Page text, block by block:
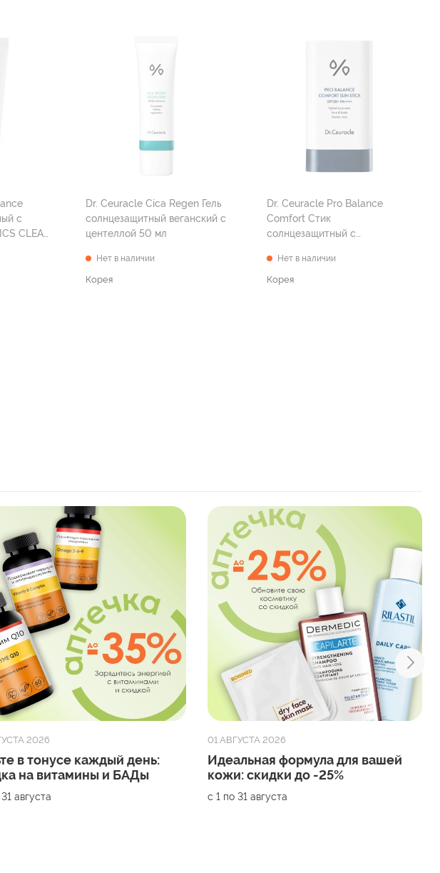
с
CLEAR
Dr. Ceuracle Cica Regen Гель
солнцезащитный веганский с
центеллой 50 мл
Нет в наличии
Корея
Dr. Ceuracle Pro Balance
Comfort Стик
солнцезащитный с
18 гНет в наличии
Корея
2026
в тонусе каждый день:
на витамины и БАДы
августа
01 АВГУСТА 2026
Идеальная формула для вашей
кожи: скидки до -25%
с 1 по 31 августа